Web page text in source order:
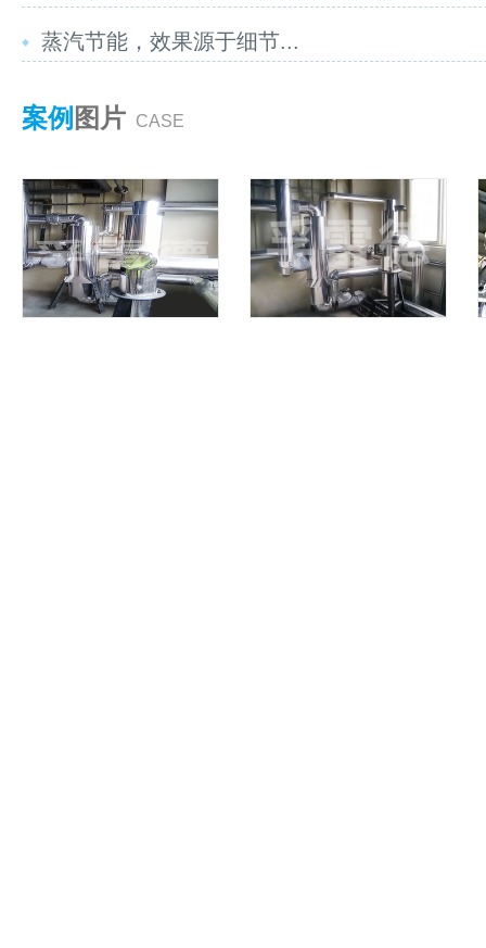
蒸汽节能，效果源于细节...
案例 图片 CASE